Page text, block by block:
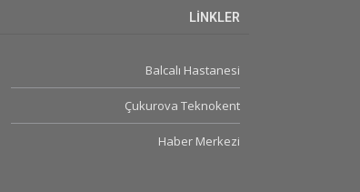
LİNKLER
Balcalı Hastanesi
Çukurova Teknokent
Haber Merkezi